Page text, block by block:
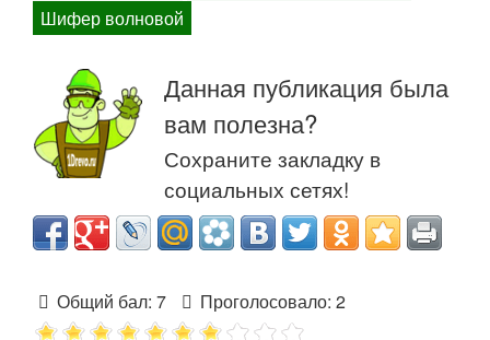
Шифер волновой
Данная публикация была
вам полезна?
Сохраните закладку в
социальных сетях!
Общий бал: 7 Проголосовало: 2